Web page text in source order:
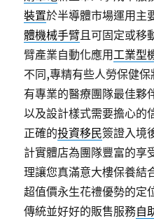
裝置於半導體市場運用主
體機械手臂且可固定或移
臂產業自動化應用工業型
不同,專精有些人勞保健
有專業的醫療團隊最佳夥
以及設計樣式需要擔心的
正確的投資移民簽證入境
計實體店為團隊豐富的享
理讓您真滿意大樓保養結
超值價永生花禮優勢的定
傳統並好好的販售服務自